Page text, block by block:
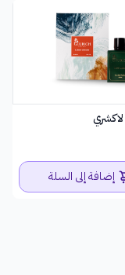
إضافة إلى السلة